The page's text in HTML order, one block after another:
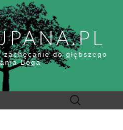
zachęcanie do głębszego
Boga
Szukaj: